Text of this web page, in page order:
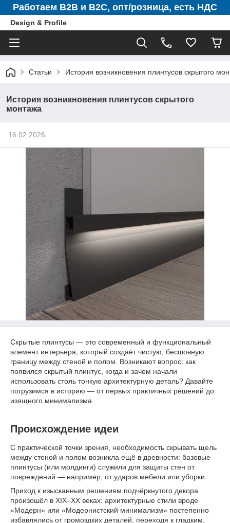
Работаем B2B и B2C, опт/розница, есть НДС
Design & Profile
Статьи История возникновения плинтусов скрытого
История возникновения плинтусов скрытого
монтажа
16.02.2026
Скрытые плинтусы — это современный и функциональный
элемент интерьера, который создаёт чистую, бесшовную
границу между стеной и полом. Возникают вопрос: как
появился скрытый плинтус, когда и зачем начали
использовать столь тонкую архитектурную деталь? Давайте
погрузимся в историю — от первых практичных решений до
изящного минимализма.
Происхождение идеи
С практической точки зрения, необходимость скрывать щель
между стеной и полом возникла ещё в древности: базовые
плинтусы (или молдинги) служили для защиты стен от
повреждений — например, от ударов мебели или уборки.
Приход к изысканным решениям подчёркнутого декора
произошёл в XIX–XX веках: архитектурные стили вроде
«Модерн» или «Модернистский минимализм» постепенно
избавлялись от громоздких деталей, переходя к гладким,